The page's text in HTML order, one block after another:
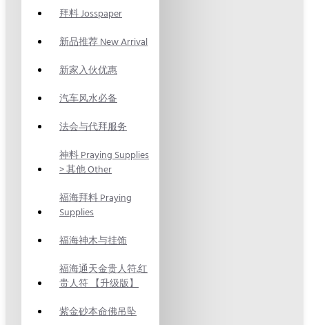
拜料 Josspaper
新品推荐 New Arrival
新家入伙优惠
汽车风水必备
法会与代拜服务
神料 Praying Supplies
> 其他 Other
福海拜料 Praying
Supplies
福海神木与挂饰
福海通天金贵人符.红
贵人符 【升级版】
紫金砂本命佛吊坠